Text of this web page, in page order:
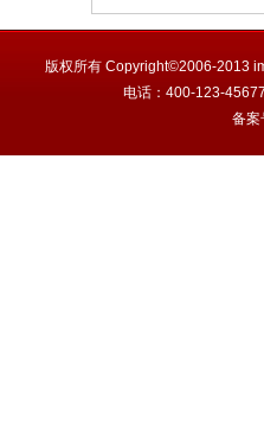
版权所有 Copyright©2006-2013
电话：400-123-
备案